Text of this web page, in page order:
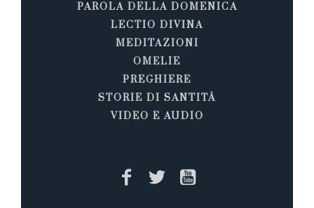
PAROLA DELLA DOMENICA
LECTIO DIVINA
MEDITAZIONI
OMELIE
PREGHIERE
STORIE DI SANTITÀ
VIDEO E AUDIO